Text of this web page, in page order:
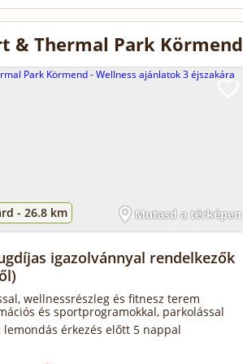
& Thermal Park Körmend
Mutasd a térképen
- 26.8 km
igazolvánnyal rendelkezők
wellnessrészleg és fitnesz terem
és sportprogramokkal, parkolással
érkezés előtt 5 nappal